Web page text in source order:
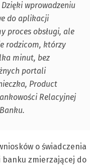
wprowadzeniu
do aplikacji
proces obsługi, ale
rodzicom, którzy
minut, bez
portali
Product
Relacyjnej
o świadczenia
zmierzającej do